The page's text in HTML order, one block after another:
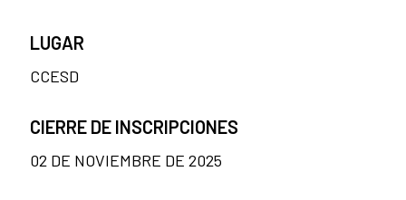
LUGAR
CCESD
CIERRE DE INSCRIPCIONES
02 DE NOVIEMBRE DE 2025